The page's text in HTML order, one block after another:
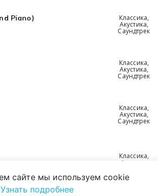
Piano) Классика,
Акустика,
Саундтрек
Классика,
Акустика,
Саундтрек
Классика,
Акустика,
Саундтрек
Классика,
Акустика
сайте мы используем cookie
Узнать подробнее